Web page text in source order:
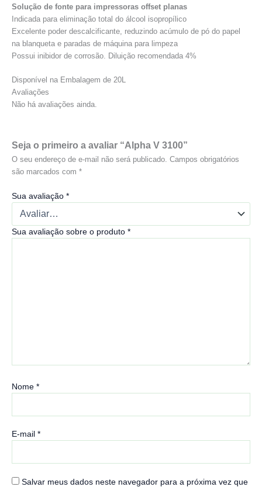
Solução de fonte para impressoras offset planas
Indicada para eliminação total do álcool isopropílico
Excelente poder descalcificante, reduzindo acúmulo de pó do papel
na blanqueta e paradas de máquina para limpeza
Possui inibidor de corrosão. Diluição recomendada 4%
Disponível na Embalagem de 20L
Avaliações
Não há avaliações ainda.
Seja o primeiro a avaliar “Alpha V 3100”
O seu endereço de e-mail não será publicado. Campos obrigatórios
são marcados com *
Sua avaliação *
Sua avaliação sobre o produto *
Nome *
E-mail *
Salvar meus dados neste navegador para a próxima vez que